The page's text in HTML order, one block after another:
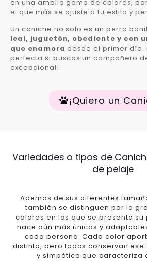
en una amplia gama de colores,
el que más se ajuste a tu estilo y
Un caniche no solo es un perro
leal, juguetón, obediente y con
que enamora desde el primer día.
perfecta si buscas un compañero
excepcional!
¡Quiero un
Variedades o tipos de
de pelaje
Además de sus diferentes
también se distinguen por la
colores en los que se presenta su
hace aún más únicos y
cada persona. Cada color
distinta, pero todos conservan
y simpático que caracteriza